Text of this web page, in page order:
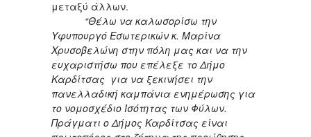
μεταξύ άλλων.
“Θέλω να καλωσορίσω την
Υφυπουργό Εσωτερικών κ. Μαρίνα
Χρυσοβελώνη στην πόλη μας και να την
ευχαριστήσω που επέλεξε το Δήμο
Καρδίτσας για να ξεκινήσει την
πανελλαδική καμπάνια ενημέρωσης για
το νομοσχέδιο Ισότητας των Φύλων.
Πράγματι ο Δήμος Καρδίτσας είναι